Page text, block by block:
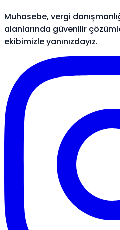
Muhasebe, vergi
alanlarında güvenilir
ekibimizle yanınızdayız.